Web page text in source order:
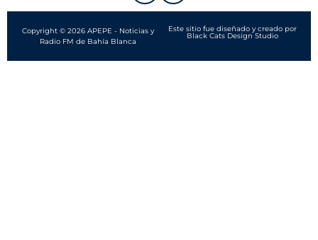
Copyright © 2026 APEPE - Noticias y
Radio FM de Bahía Blanca
Este sitio fue diseñado y creado por
Black Cats Design Studio